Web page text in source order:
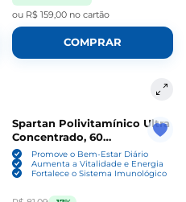
ou R$ 159,00 no cartão
COMPRAR
Spartan Polivitamínico Ultra
Concentrado, 60
Comprimidos, Iridium Labs
Promove o Bem-Estar Diário
Aumenta a Vitalidade e Energia
Fortalece o Sistema Imunológico